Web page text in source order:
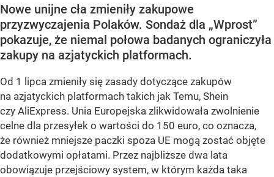
Nowe unijne cła zmieniły zakupowe
przyzwyczajenia Polaków. Sondaż dla „Wprost”
pokazuje, że niemal połowa badanych ograniczyła
zakupy na azjatyckich platformach.
Od 1 lipca zmieniły się zasady dotyczące zakupów
na azjatyckich platformach takich jak Temu, Shein
czy AliExpress. Unia Europejska zlikwidowała zwolnienie
celne dla przesyłek o wartości do 150 euro, co oznacza,
że również mniejsze paczki spoza UE mogą zostać objęte
dodatkowymi opłatami. Przez najbliższe dwa lata
obowiązuje przejściowy system, w którym każda taka